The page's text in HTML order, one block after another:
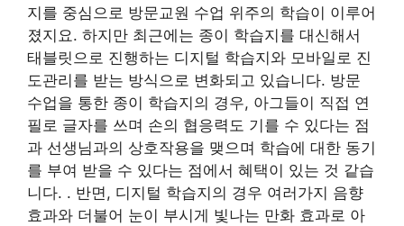
지를 중심으로 방문교원 수업 위주의 학습이 이루어
졌지요. 하지만 최근에는 종이 학습지를 대신해서
태블릿으로 진행하는 디지털 학습지와 모바일로 진
도관리를 받는 방식으로 변화되고 있습니다. 방문
수업을 통한 종이 학습지의 경우, 아그들이 직접 연
필로 글자를 쓰며 손의 협응력도 기를 수 있다는 점
과 선생님과의 상호작용을 맺으며 학습에 대한 동기
를 부여 받을 수 있다는 점에서 혜택이 있는 것 같습
니다. . 반면, 디지털 학습지의 경우 여러가지 음향
효과와 더불어 눈이 부시게 빛나는 만화 효과로 아